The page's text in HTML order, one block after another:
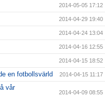
2014-05-05 17:12
2014-04-29 19:40
2014-04-24 13:04
2014-04-16 12:55
2014-04-15 18:52
en fotbollsvärld 2014-04-15 11:17
vår
2014-04-09 08:55